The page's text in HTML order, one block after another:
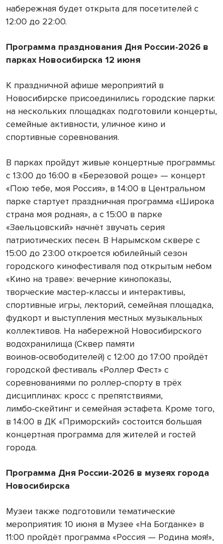
набережная будет открыта для посетителей с
12:00 до 22:00.
Программа празднования Дня России-2026 в
парках Новосибирска 12 июня
К праздничной афише мероприятий в
Новосибирске присоединились городские парки:
на нескольких площадках подготовили концерты,
семейные активности, уличное кино и
спортивные соревнования.
В парках пройдут живые концертные программы:
с 13:00 до 16:00 в «Березовой роще» — концерт
«Пою тебе, моя Россия», в 14:00 в Центральном
парке стартует праздничная программа «Широка
страна моя родная», а с 15:00 в парке
«Заельцовский» начнёт звучать серия
патриотических песен. В Нарымском сквере с
15:00 до 23:00 откроется юбилейный сезон
городского кинофестиваля под открытым небом
«Кино на траве»: вечерние кинопоказы,
творческие мастер‑классы и интерактивы,
спортивные игры, лекторий, семейная площадка,
фудкорт и выступления местных музыкальных
коллективов. На набережной Новосибирского
водохранилища (Сквер памяти
воинов‑освободителей) с 12:00 до 17:00 пройдёт
городской фестиваль «Роллер Фест» с
соревнованиями по роллер‑спорту в трёх
дисциплинах: кросс с препятствиями,
лимбо‑скейтинг и семейная эстафета. Кроме того,
в 14:00 в ДК «Приморский» состоится большая
концертная программа для жителей и гостей
города.
Программа Дня России-2026 в музеях города
Новосибирска
Музеи также подготовили тематические
мероприятия: 10 июня в Музее «На Богданке» в
11:00 пройдёт программа «Россия — Родина моя!»,